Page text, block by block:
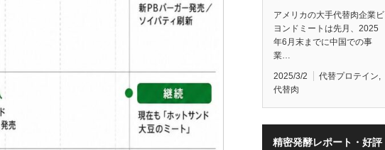
アメリカの大手代替肉企業ビ
ヨンドミートは先月、2025
年6月末までに中国での事
業…
2025/3/2 代替プロテイン
代替肉
精密発酵レポート・好評